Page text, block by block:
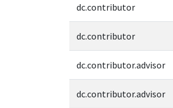
dc.contributor
dc.contributor
dc.contributor.advisor
dc.contributor.advisor